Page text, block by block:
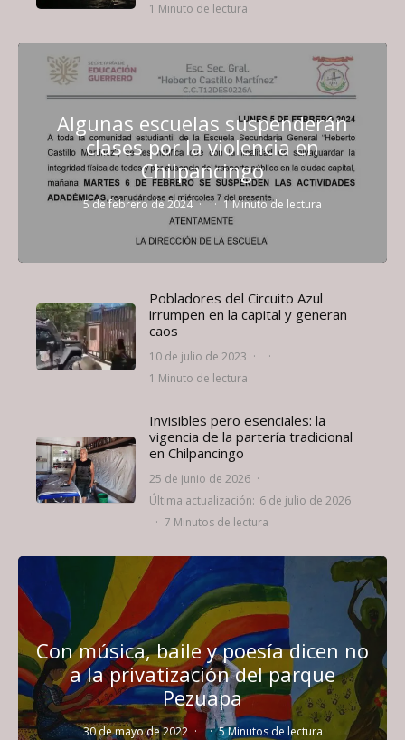
1 Minuto de lectura
Algunas escuelas suspenderán
clases por la violencia en
Chilpancingo
5 de febrero de 2024 · · 1 Minuto de lectura
Pobladores del Circuito Azul
irrumpen en la capital y generan
caos
10 de julio de 2023 ·
·
1 Minuto de lectura
Invisibles pero esenciales: la
vigencia de la partería tradicional
en Chilpancingo
25 de junio de 2026 ·
Última actualización: 6 de julio de 2026
· 7 Minutos de lectura
Con música, baile y poesía dicen no
a la privatización del parque
Pezuapa
30 de mayo de 2022 · · 5 Minutos de lectura